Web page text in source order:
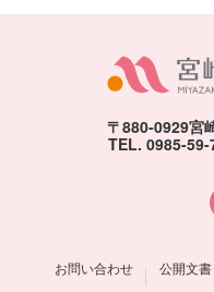
〒880-0929宮
TEL. 0985-59-
お問い合わせ 公開文書